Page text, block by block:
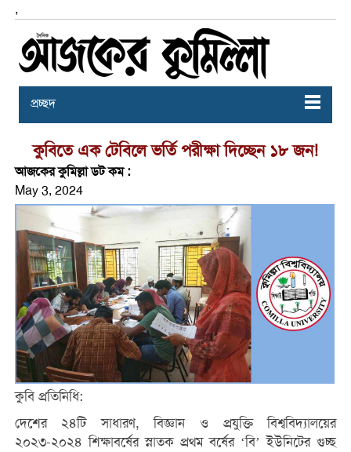
,
প্রচ্ছদ
কুবিতে এক টেবিলে ভর্তি পরীক্ষা দিচ্ছেন ১৮ জন!
আজকের কুমিল্লা ডট কম :
May 3, 2024
কুবি প্রতিনিধি:
দেশের ২৪টি সাধারণ, বিজ্ঞান ও প্রযুক্তি বিশ্ববিদ্যালয়ের
২০২৩-২০২৪ শিক্ষাবর্ষের স্নাতক প্রথম বর্ষের ‘বি’ ইউনিটের গুচ্ছ